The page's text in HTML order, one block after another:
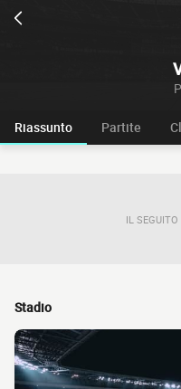
Riassunto Partite
IL
Stadio